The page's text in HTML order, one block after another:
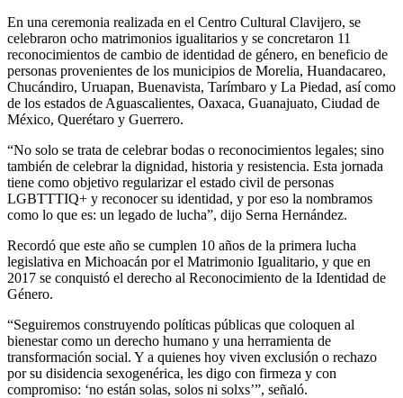
En una ceremonia realizada en el Centro Cultural Clavijero, se
celebraron ocho matrimonios igualitarios y se concretaron 11
reconocimientos de cambio de identidad de género, en beneficio de
personas provenientes de los municipios de Morelia, Huandacareo,
Chucándiro, Uruapan, Buenavista, Tarímbaro y La Piedad, así como
de los estados de Aguascalientes, Oaxaca, Guanajuato, Ciudad de
México, Querétaro y Guerrero.
“No solo se trata de celebrar bodas o reconocimientos legales; sino
también de celebrar la dignidad, historia y resistencia. Esta jornada
tiene como objetivo regularizar el estado civil de personas
LGBTTTIQ+ y reconocer su identidad, y por eso la nombramos
como lo que es: un legado de lucha”, dijo Serna Hernández.
Recordó que este año se cumplen 10 años de la primera lucha
legislativa en Michoacán por el Matrimonio Igualitario, y que en
2017 se conquistó el derecho al Reconocimiento de la Identidad de
Género.
“Seguiremos construyendo políticas públicas que coloquen al
bienestar como un derecho humano y una herramienta de
transformación social. Y a quienes hoy viven exclusión o rechazo
por su disidencia sexogenérica, les digo con firmeza y con
compromiso: ‘no están solas, solos ni solxs’”, señaló.